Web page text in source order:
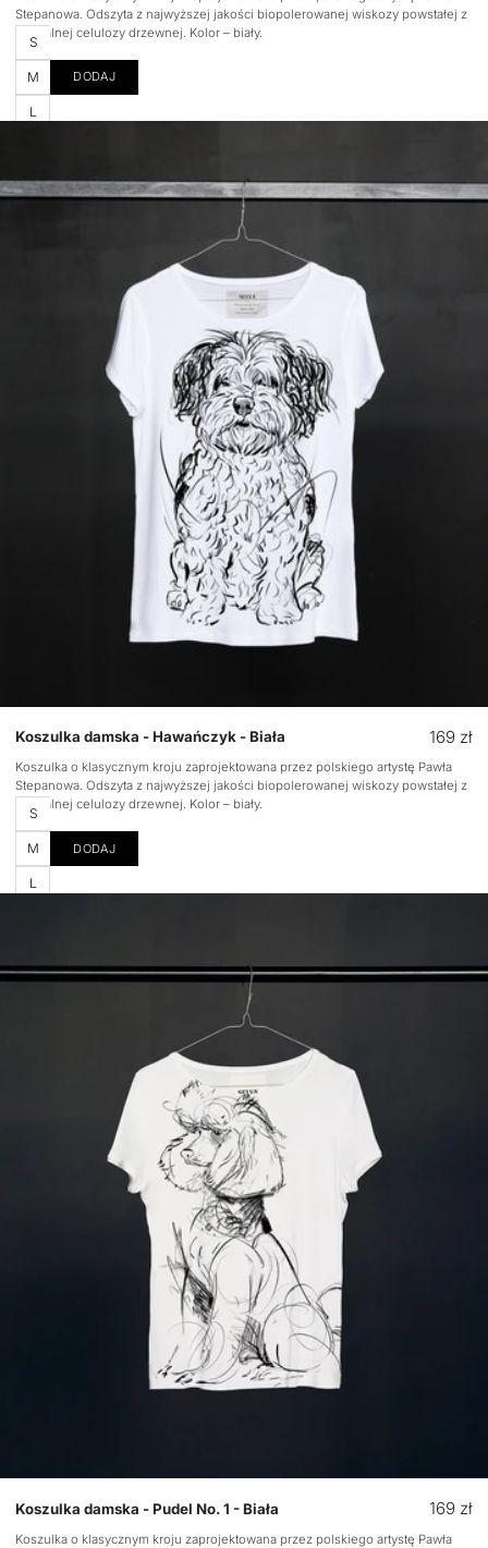
Stepanowa. Odszyta z najwyższej jakości biopolerowanej wiskozy powstałej z
naturalnej celulozy drzewnej. Kolor – biały.
Rozmiar
S
M
L
DODAJ
Koszulka damska - Hawańczyk - Biała
Cena
169 zł
Koszulka o klasycznym kroju zaprojektowana przez polskiego artystę Pawła
Stepanowa. Odszyta z najwyższej jakości biopolerowanej wiskozy powstałej z
naturalnej celulozy drzewnej. Kolor – biały.
Rozmiar
S
M
L
DODAJ
Koszulka damska - Pudel No. 1 - Biała
Cena
169 zł
Koszulka o klasycznym kroju zaprojektowana przez polskiego artystę Pawła